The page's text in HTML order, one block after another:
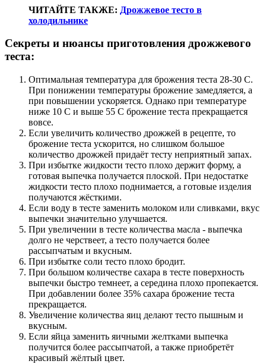
ЧИТАЙТЕ ТАКЖЕ: Дрожжевое тесто в
холодильнике
Секреты и нюансы приготовления дрожжевого
теста:
Оптимальная температура для брожения теста 28-30 С.
При понижении температуры брожение замедляется, а
при повышении ускоряется. Однако при температуре
ниже 10 С и выше 55 С брожение теста прекращается
вовсе.
Если увеличить количество дрожжей в рецепте, то
брожение теста ускорится, но слишком большое
количество дрожжей придаёт тесту неприятный запах.
При избытке жидкости тесто плохо держит форму, а
готовая выпечка получается плоской. При недостатке
жидкости тесто плохо поднимается, а готовые изделия
получаются жёсткими.
Если воду в тесте заменить молоком или сливками, вкус
выпечки значительно улучшается.
При увеличении в тесте количества масла - выпечка
долго не черствеет, а тесто получается более
рассыпчатым и вкусным.
При избытке соли тесто плохо бродит.
При большом количестве сахара в тесте поверхность
выпечки быстро темнеет, а середина плохо пропекается.
При добавлении более 35% сахара брожение теста
прекращается.
Увеличение количества яиц делают тесто пышным и
вкусным.
Если яйца заменить яичными желтками выпечка
получится более рассыпчатой, а также приобретёт
красивый жёлтый цвет.